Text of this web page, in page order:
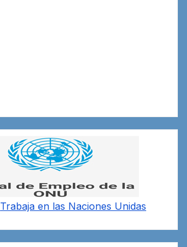
Trabaja en las Naciones Unidas